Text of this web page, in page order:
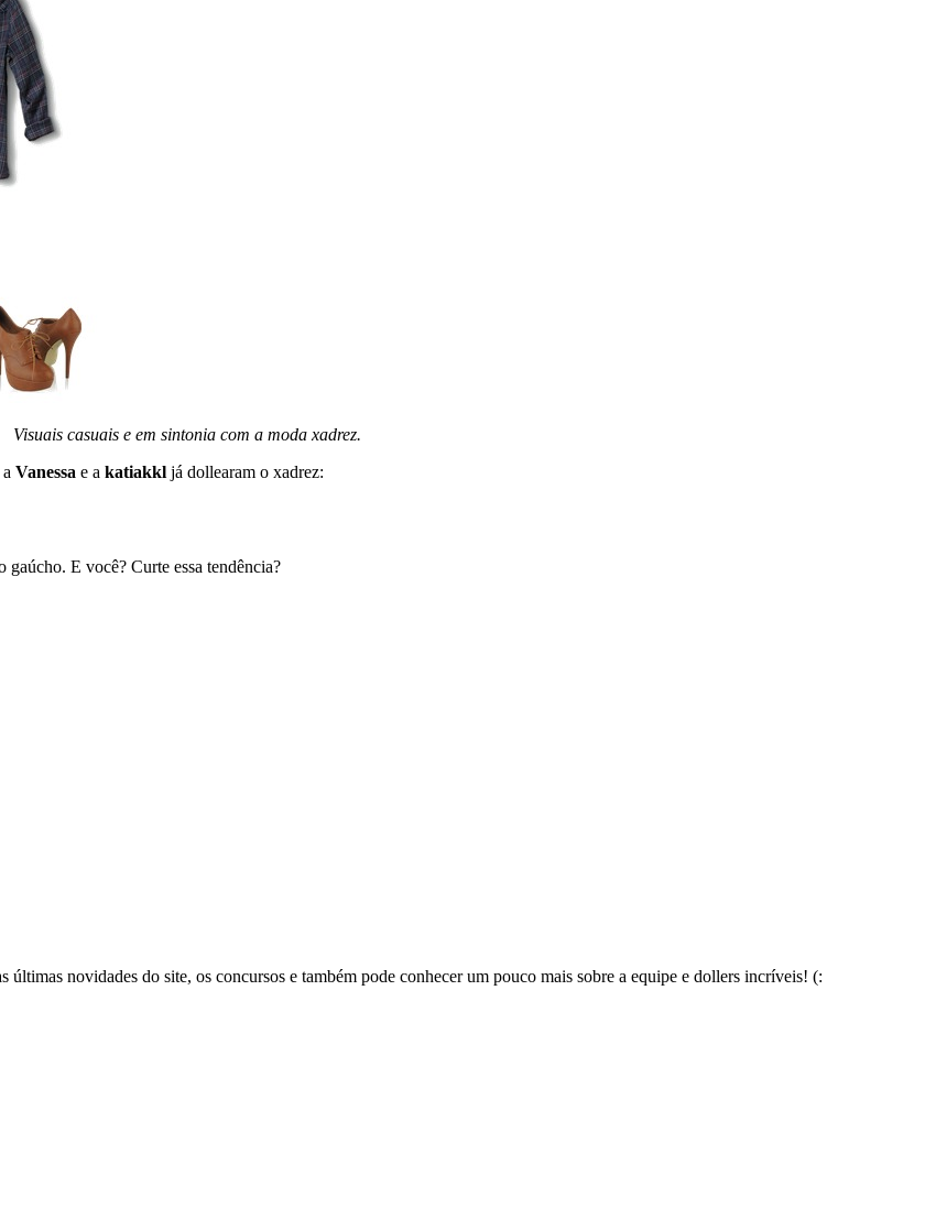
Visuais casuais e em sintonia com a moda xadrez.
Vanessa e a katiakkl já dollearam o xadrez:
E você? Curte essa tendência?
novidades do site, os concursos e também pode conhecer um pouco mais sobre a equipe e dollers incríveis! (: